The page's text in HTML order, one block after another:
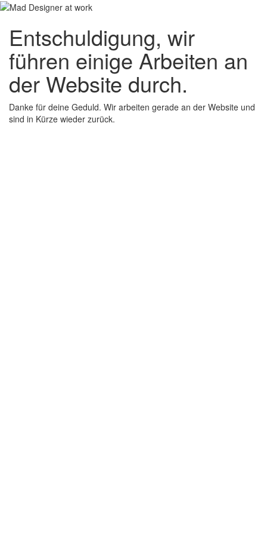
Entschuldigung, wir
führen einige Arbeiten an
der Website durch.
Danke für deine Geduld. Wir arbeiten gerade an der Website und
sind in Kürze wieder zurück.